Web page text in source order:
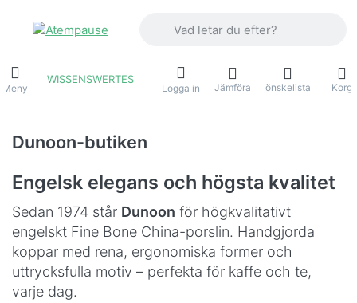
Meny
WISSENSWERTES
Logga in Jämföra önskelista Korg
Dunoon-butiken
Engelsk elegans och högsta kvalitet
Sedan 1974 står Dunoon för högkvalitativt
engelskt Fine Bone China-porslin. Handgjorda
koppar med rena, ergonomiska former och
uttrycksfulla motiv – perfekta för kaffe och te,
varje dag.